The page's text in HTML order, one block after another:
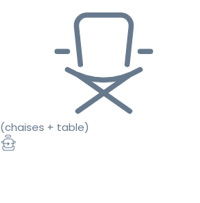
(chaises + table)